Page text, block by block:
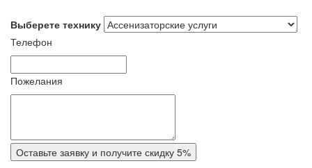
Выберете технику
Телефон
Пожелания
Оставьте заявку и получите скидку 5%